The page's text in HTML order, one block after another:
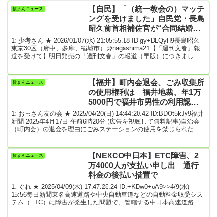
憤まんニュース
【自民】「（統一教会の）マッチ
ングを受けました」自民党・長島
昭久前首相補佐官が“合同結婚
式”を…」文春報道に本人がコメ
ント
1: 少考さん ★ 2026/01/07(水) 21:05:55.18 ID:gy+DLQyH9長島昭久
東京30区（府中、多摩、稲城市）@nagashima21【「週刊文春」報
道を受けて】明日発売の「週刊文春」の報道（早版）につきまし
の説明責任を果たす意味から、以下に事実関係を認めましたので、
どうぞご一読ください。午後7:42 2026年1月7日※関連〈極秘文書
憤まんニュース
【福井】町内会退会、ごみ収集所
の使用権利は 福井地裁、年1万
5000円で福井市男性の利用認め
る
1: おっさん友の会 ★ 2025/04/20(日) 14:44:20.42 ID:BDOt5kJy9福井
新聞 2025年4月17日 午前6時20分 (広告を視聴して無料記事)自治会
（町内会）の退会を理由にごみステーションの使用を禁じられたの
た。加藤靖裁判長は、男性が年１万５千円を支払うことを条件に、
ごみステーションを使用する権利があると認めた。使用を拒否され
憤まんニュース
【NEXCO中日本】ETC障害、2
万4000人が支払い申し出 通行
料金の後払い措置で
1: ぐれ ★ 2025/04/09(水) 17:47:28.24 ID:+KDw0+oA9>>4/9(水)
15:56毎日新聞東名高速道路や中央自動車道などの自動料金収受シス
テム（ETC）に障害が発生した問題で、管轄する中日本高速道路